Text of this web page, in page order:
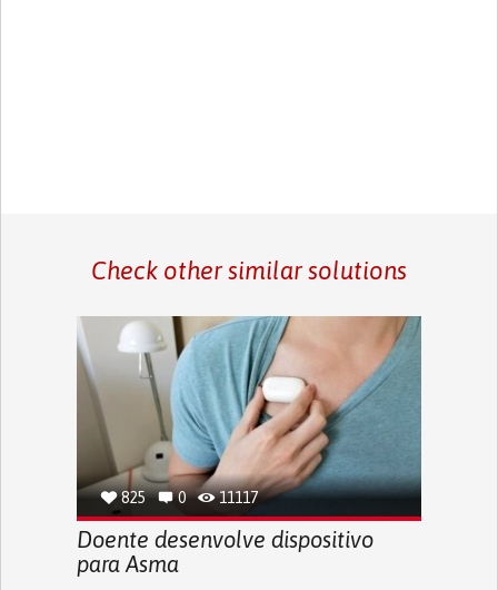
Check other similar solutions
825 0 11117
Doente desenvolve dispositivo
para Asma